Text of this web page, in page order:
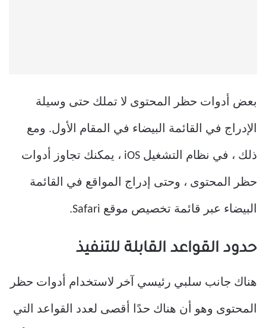
بعض أدوات حظر المحتوى لا تملك حتى وسيلة
الإدراج في القائمة البيضاء في المقام الأول. ومع
ذلك ، في نظام التشغيل iOS ، يمكنك تجاوز أدوات
حظر المحتوى ، وحتى إدراج المواقع في القائمة
البيضاء عبر قائمة تخصيص موقع Safari.
حدود القواعد القابلة للتنفيذ
هناك جانب سلبي رئيسي آخر لاستخدام أدوات حظر
المحتوى وهو أن هناك حدًا أقصى لعدد القواعد التي